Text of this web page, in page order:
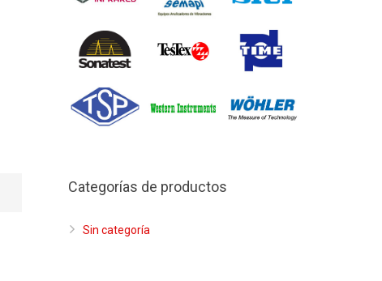
Categorías de productos
Sin categoría